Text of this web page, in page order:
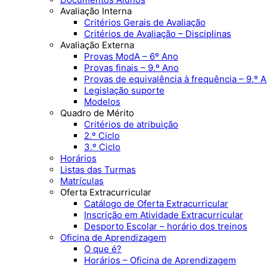
Avaliação Interna
Critérios Gerais de Avaliação
Critérios de Avaliação – Disciplinas
Avaliação Externa
Provas ModA – 6º Ano
Provas finais – 9.º Ano
Provas de equivalência à frequência – 9.º
Legislação suporte
Modelos
Quadro de Mérito
Critérios de atribuição
2.º Ciclo
3.º Ciclo
Horários
Listas das Turmas
Matrículas
Oferta Extracurricular
Catálogo de Oferta Extracurricular
Inscrição em Atividade Extracurricular
Desporto Escolar – horário dos treinos
Oficina de Aprendizagem
O que é?
Horários – Oficina de Aprendizagem